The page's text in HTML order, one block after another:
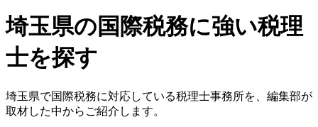
埼玉県の国際税務に強い税理
士を探す
埼玉県で国際税務に対応している税理士事務所を、編集部が
取材した中からご紹介します。